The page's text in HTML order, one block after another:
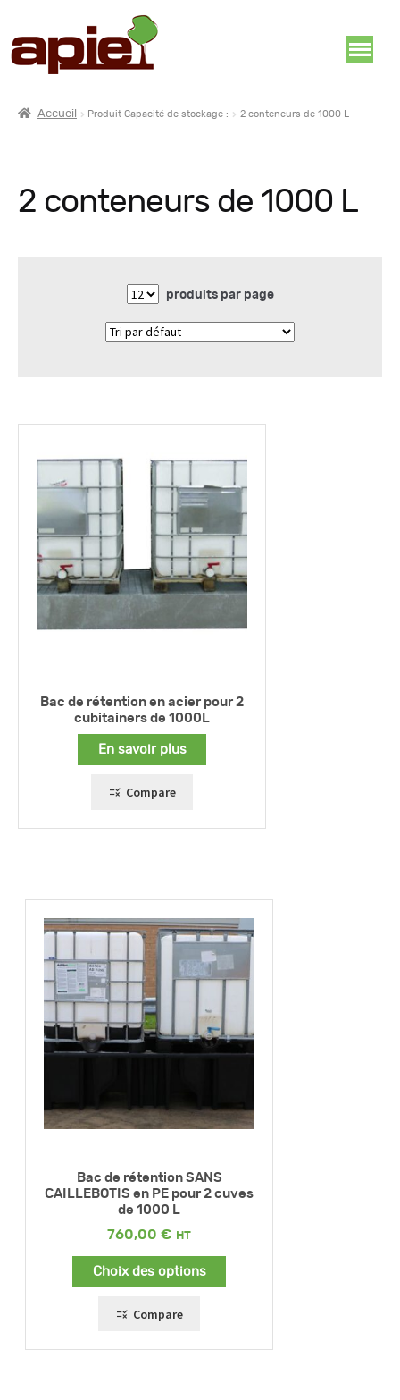
Accueil Produit Capacité de stockage : 2 conteneurs de 1000 L
2 conteneurs de 1000 L
produits par page
Bac de rétention en acier pour 2
cubitainers de 1000L
En savoir plus
Compare
Bac de rétention SANS
CAILLEBOTIS en PE pour 2 cuves
de 1000 L
760,00 €
Choix des options
Compare